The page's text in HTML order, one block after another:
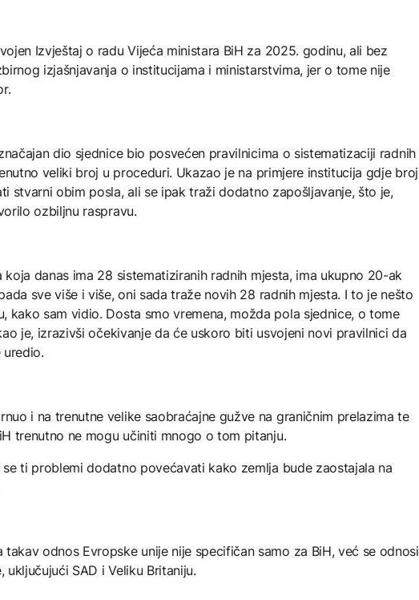
Izvještaj o radu Vijeća ministara BiH za 2025. godinu, ali bez
izjašnjavanja o institucijama i ministarstvima, jer o tome nije
dio sjednice bio posvećen pravilnicima o sistematizaciji radnih
veliki broj u proceduri. Ukazao je na primjere institucija gdje broj
stvarni obim posla, ali se ipak traži dodatno zapošljavanje, što je,
ozbiljnu raspravu.
koja danas ima 28 sistematiziranih radnih mjesta, ima ukupno 20-ak
sve više i više, oni sada traže novih 28 radnih mjesta. I to je nešto
kako sam vidio. Dosta smo vremena, možda pola sjednice, o tome
je, izrazivši očekivanje da će uskoro biti usvojeni novi pravilnici da
uredio.
i na trenutne velike saobraćajne gužve na graničnim prelazima te
trenutno ne mogu učiniti mnogo o tom pitanju.
se ti problemi dodatno povećavati kako zemlja bude zaostajala na
takav odnos Evropske unije nije specifičan samo za BiH, već se odnosi
uključujući SAD i Veliku Britaniju.